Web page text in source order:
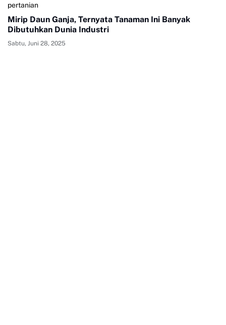
pertanian
Mirip Daun Ganja, Ternyata Tanaman Ini Banyak
Dibutuhkan Dunia Industri
Sabtu, Juni 28, 2025